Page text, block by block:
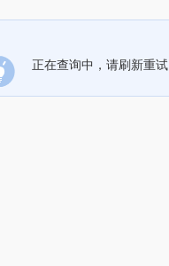
正在查询中，请刷新重试